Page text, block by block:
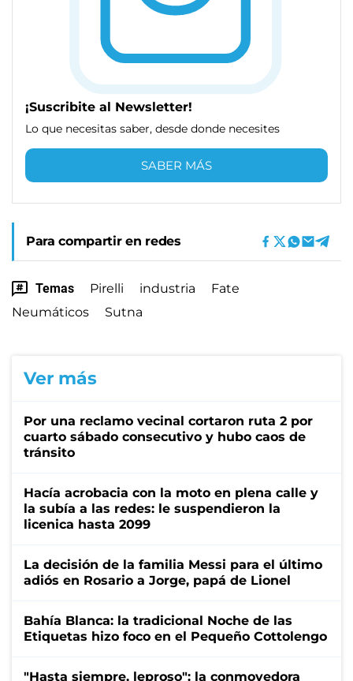
¡Suscribite al Newsletter!
Lo que necesitas saber, desde donde necesites
SABER MÁS
Para compartir en redes
Temas Pirelli industria
Fate
Neumáticos
Sutna
Ver más
Por una reclamo vecinal cortaron ruta 2 por
cuarto sábado consecutivo y hubo caos de
tránsito
Hacía acrobacia con la moto en plena calle y
la subía a las redes: le suspendieron la
licenica hasta 2099
La decisión de la familia Messi para el último
adiós en Rosario a Jorge, papá de Lionel
Bahía Blanca: la tradicional Noche de las
Etiquetas hizo foco en el Pequeño Cottolengo
"Hasta siempre, leproso": la conmovedora